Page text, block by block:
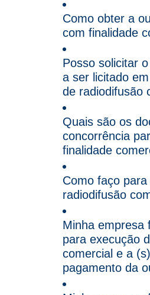
Como obter a
com finalidade
Posso solicitar
a ser licitado
de radiodifusão
Quais são os
concorrência
finalidade
Como faço
radiodifusão
Minha empresa
para execução
comercial e a
pagamento da